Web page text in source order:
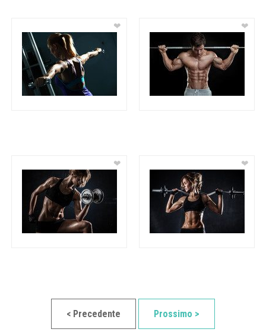
❤ ❤
❤ ❤
< Precedente Prossimo >